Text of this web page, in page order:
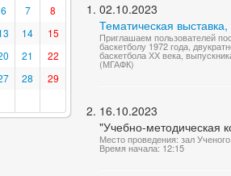
6 7
8
14 15
21
22
28
29
02.10.2023
Тематическая
Приглашаем пользователей
баскетболу 1972 года,
баскетбола ХХ века,
(МГАФК)
16.10.2023
"Учебно-методическая
Место проведения: зал
Время начала: 12:15